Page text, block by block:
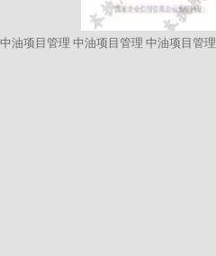
中油项目管理 中油项目管理 中油项目管理